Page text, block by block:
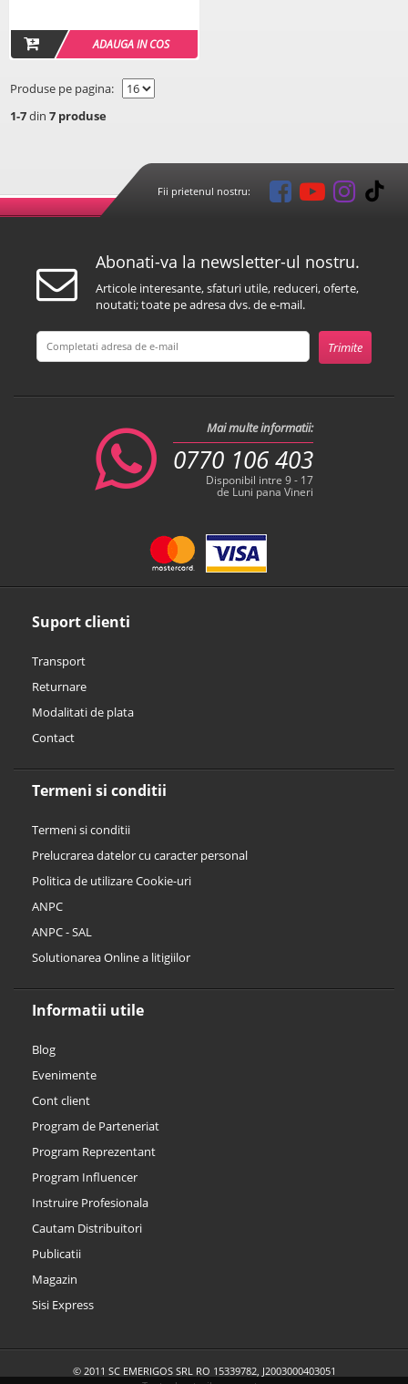
ADAUGA IN COS
Produse pe pagina:
1-7din 7 produse
Fii prietenul nostru:
Suport clienti
Transport
Returnare
Modalitati de plata
Contact
Termeni si conditii
Termeni si conditii
Prelucrarea datelor cu caracter personal
Politica de utilizare Cookie-uri
ANPC
ANPC - SAL
Solutionarea Online a litigiilor
Informatii utile
Blog
Evenimente
Cont client
Program de Parteneriat
Program Reprezentant
Program Influencer
Instruire Profesionala
Cautam Distribuitori
Publicatii
Magazin
Sisi Express
Abonati-va la newsletter-ul nostru.
Articole interesante, sfaturi utile, reduceri, oferte,
noutati; toate pe adresa dvs. de e-mail.
Mai multe informatii:
0770 106 403
Disponibil intre 9 - 17
de Luni pana Vineri
© 2011 SC EMERIGOS SRL RO 15339782, J2003000403051